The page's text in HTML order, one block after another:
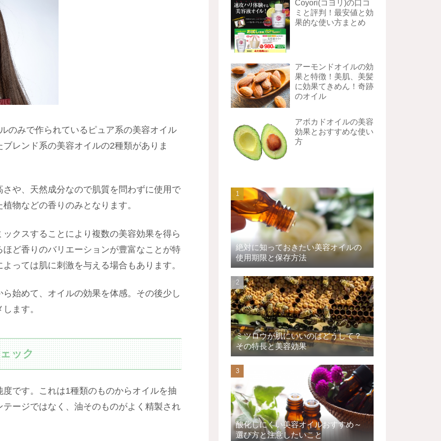
のみで作られているピュア系の美容オイル
レンド系の美容オイルの2種類がありま
や、天然成分なので肌質を問わずに使用で
物などの香りのみとなります。
クスすることにより複数の美容効果を得ら
ど香りのバリエーションが豊富なことが特
っては肌に刺激を与える場合もあります。
始めて、オイルの効果を体感。その後少し
ます。
ック
です。これは1種類のものからオイルを抽
ージではなく、油そのものがよく精製され
Coyori(コヨリ)の口コ
ミと評判！最安値と効
果的な使い方まとめ
アーモンドオイルの効
果と特徴！美肌、美髪
に効果てきめん！奇跡
のオイル
アボカドオイルの美容
効果とおすすめな使い
方
絶対に知っておきたい美容オイルの
使用期限と保存方法
ミツロウが肌にいいのはどうして？
その特長と美容効果
酸化しにくい美容オイルおすすめ～
選び方と注意したいこと